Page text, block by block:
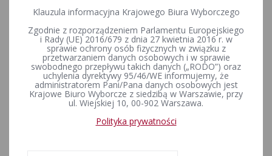
Państwowej Komisji Wyborczej
z dnia 24 maja 2004 r. w
sprawie przyjęcia
zawiadomienia Naczelnego
Komitetu Wykonawczego
Polskiego Stronnictwa
Klauzula informacyjna Krajowego Biura Wyborczego
Zgodnie z rozporządzeniem Parlamentu Europejskiego
i Rady (UE) 2016/679 z dnia 27 kwietnia 2016 r. w
sprawie ochrony osób fizycznych w związku z
przetwarzaniem danych osobowych i w sprawie
swobodnego przepływu takich danych („RODO”) oraz
uchylenia dyrektywy 95/46/WE informujemy, że
administratorem Pani/Pana danych osobowych jest
Krajowe Biuro Wyborcze z siedzibą w Warszawie, przy
ul. Wiejskiej 10, 00-902 Warszawa.
Polityka prywatności